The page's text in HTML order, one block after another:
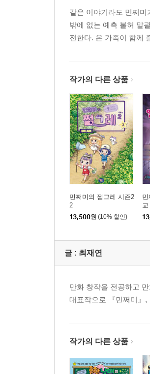
같은 이야기라도 민쩌
밖에 없는 예측 불허 말
전한다. 온 가족이 함께
작가의 다른 상품
민쩌미의 쩜그레 시즌2
2
13,500원 (10% 할인)
글 : 최재연
만화 창작을 전공하고
대표작으로 『민쩌미』
작가의 다른 상품